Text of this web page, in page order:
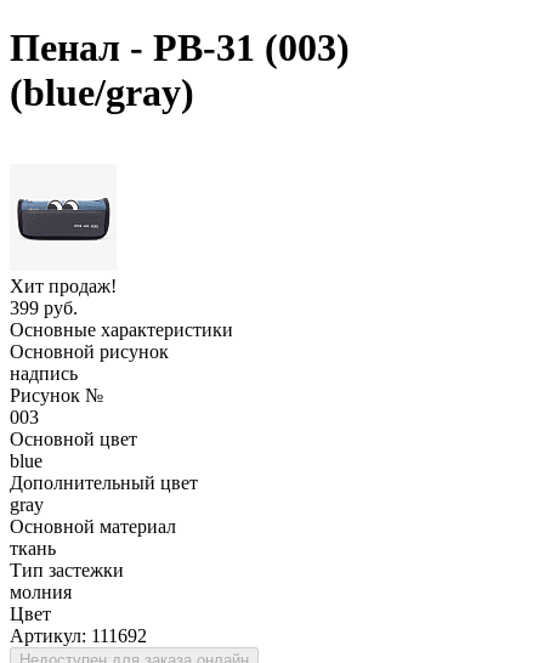
Пенал - PB-31 (003)
(blue/gray)
Хит продаж!
399 руб.
Основные характеристики
Основной рисунок
надпись
Рисунок №
003
Основной цвет
blue
Дополнительный цвет
gray
Основной материал
ткань
Тип застежки
молния
Цвет
Артикул: 111692